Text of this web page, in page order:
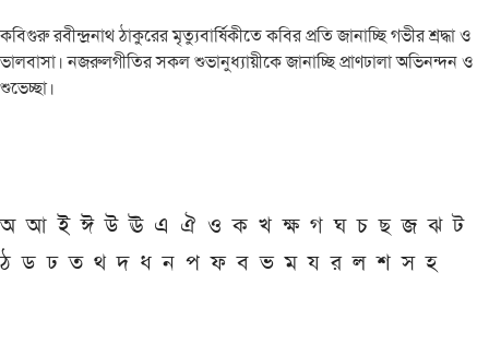
কবিগুরু রবীন্দ্রনাথ ঠাকুরের মৃত্যুবার্ষিকীতে কবির প্রতি জানাচ্ছি গভীর শ্রদ্ধা ও
ভালবাসা। নজরুলগীতির সকল শুভানুধ্যায়ীকে জানাচ্ছি প্রাণঢালা অভিনন্দন ও
শুভেচ্ছা।
অ আ ই ঈ উ ঊ এ ঐ ও ক খ ক্ষ গ ঘ চ ছ জ ঝ ট
ঠ ড ঢ ত থ দ ধ ন প ফ ব ভ ম য র ল শ স হ